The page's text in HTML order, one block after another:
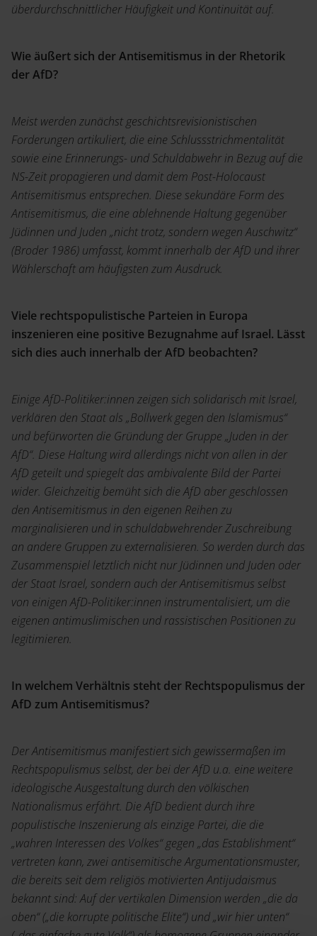
überdurchschnittlicher Häufigkeit und Kontinuität auf.
Wie äußert sich der Antisemitismus in der Rhetorik
der AfD?
Meist werden zunächst geschichtsrevisionistischen
Forderungen artikuliert, die eine Schlussstrichmentalität
sowie eine Erinnerungs- und Schuldabwehr in Bezug auf die
NS-Zeit propagieren und damit dem Post-Holocaust
Antisemitismus entsprechen. Diese sekundäre Form des
Antisemitismus, die eine ablehnende Haltung gegenüber
Jüdinnen und Juden „nicht trotz, sondern wegen Auschwitz“
(Broder 1986) umfasst, kommt innerhalb der AfD und ihrer
Wählerschaft am häufigsten zum Ausdruck.
Viele rechtspopulistische Parteien in Europa
inszenieren eine positive Bezugnahme auf Israel. Lässt
sich dies auch innerhalb der AfD beobachten?
Einige AfD-Politiker:innen zeigen sich solidarisch mit Israel,
verklären den Staat als „Bollwerk gegen den Islamismus“
und befürworten die Gründung der Gruppe „Juden in der
AfD“. Diese Haltung wird allerdings nicht von allen in der
AfD geteilt und spiegelt das ambivalente Bild der Partei
wider. Gleichzeitig bemüht sich die AfD aber geschlossen
den Antisemitismus in den eigenen Reihen zu
marginalisieren und in schuldabwehrender Zuschreibung
an andere Gruppen zu externalisieren. So werden durch das
Zusammenspiel letztlich nicht nur Jüdinnen und Juden oder
der Staat Israel, sondern auch der Antisemitismus selbst
von einigen AfD-Politiker:innen instrumentalisiert, um die
eigenen antimuslimischen und rassistischen Positionen zu
legitimieren.
In welchem Verhältnis steht der Rechtspopulismus der
AfD zum Antisemitismus?
Der Antisemitismus manifestiert sich gewissermaßen im
Rechtspopulismus selbst, der bei der AfD u.a. eine weitere
ideologische Ausgestaltung durch den völkischen
Nationalismus erfährt. Die AfD bedient durch ihre
populistische Inszenierung als einzige Partei, die die
„wahren Interessen des Volkes“ gegen „das Establishment“
vertreten kann, zwei antisemitische Argumentationsmuster,
die bereits seit dem religiös motivierten Antijudaismus
bekannt sind: Auf der vertikalen Dimension werden „die da
oben“ („die korrupte politische Elite“) und „wir hier unten“